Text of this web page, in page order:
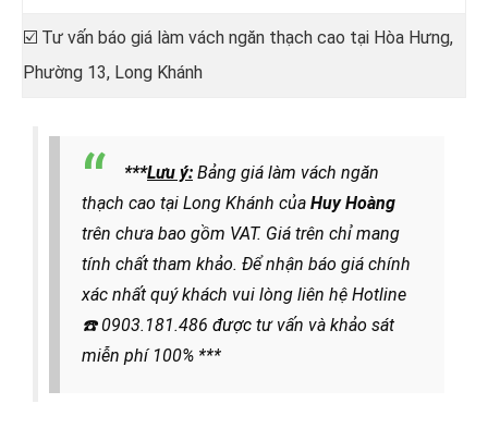
☑️ Tư vấn báo giá làm vách ngăn thạch cao tại Hòa Hưng,
Phường 13, Long Khánh
***Lưu ý: Bảng giá làm vách ngăn
thạch cao tại Long Khánh của Huy Hoàng
trên chưa bao gồm VAT. Giá trên chỉ mang
tính chất tham khảo. Để nhận báo giá chính
xác nhất quý khách vui lòng liên hệ Hotline
☎️0903.181.486 được tư vấn và khảo sát
miễn phí 100% ***